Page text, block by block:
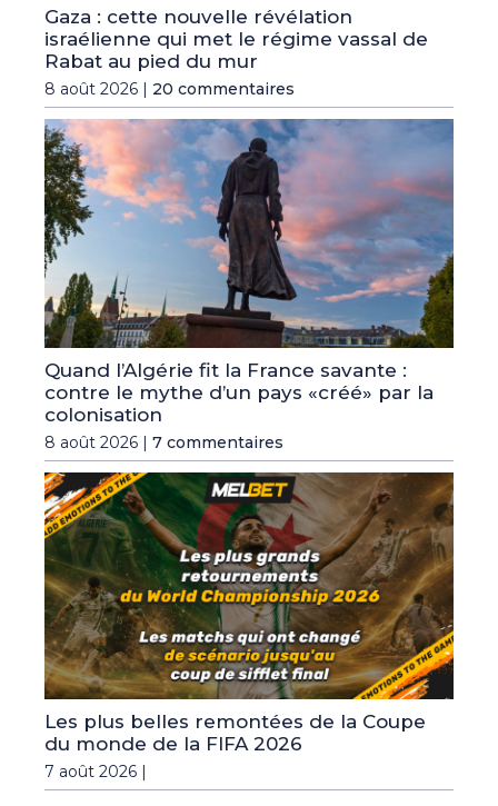
Gaza : cette nouvelle révélation
israélienne qui met le régime vassal de
Rabat au pied du mur
8 août 2026 | 20 commentaires
Quand l’Algérie fit la France savante :
contre le mythe d’un pays «créé» par la
colonisation
8 août 2026 | 7 commentaires
Les plus belles remontées de la Coupe
du monde de la FIFA 2026
7 août 2026 |